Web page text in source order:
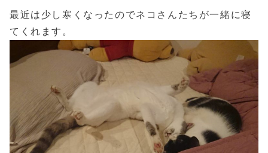
最近は少し寒くなったのでネコさんたちが一緒に寝
てくれます。